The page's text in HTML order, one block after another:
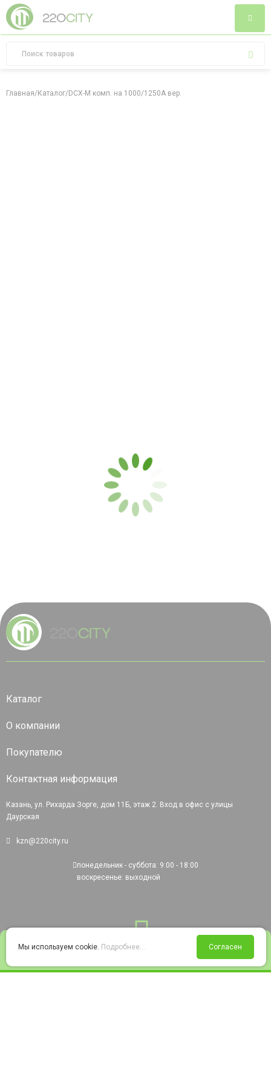
Войти Избранное Корзина
Главная/Каталог/DCX-M комп. на 1000/1250A вер.
Каталог
О компании
Покупателю
Контактная информация
Казань, ул. Рихарда Зорге, дом 11Б, этаж 2. Вход в офис с улицы
Даурская
kzn@220city.ru
понедельник - суббота: 9:00 - 18:00
воскресенье: выходной
Мы используем cookie. Подробнее... Согласен